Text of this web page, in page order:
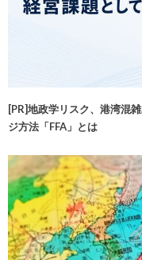
[PR]地政学リスク、港湾混
ジ方法「FFA」とは